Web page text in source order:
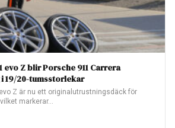
evo Z blir Porsche 911 Carrera
19/20-tumsstorlekar
Z är nu ett originalutrustningsdäck för
markerar…